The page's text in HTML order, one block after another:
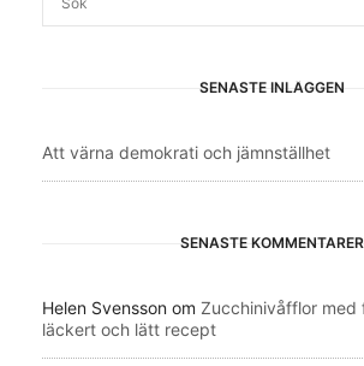
SENASTE INLÄGGEN
Att värna demokrati och jämnställhet
SENASTE KOMMENTARER
Helen Svensson om Zucchinivåfflor med
läckert och lätt recept